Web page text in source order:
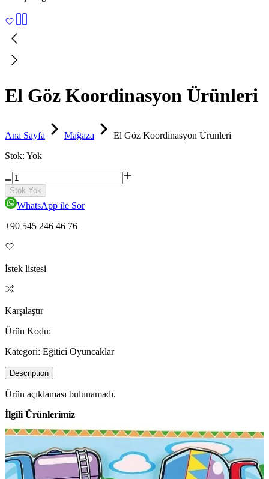
El Göz Koordinasyon Ürünleri
Ana Sayfa Mağaza
El Göz Koordinasyon Ürünleri
Stok: Yok
Stok Yok
WhatsApp ile Sor
+90 545 246 46 76
İstek listesi
Karşılaştır
Ürün Kodu:
Kategori: Eğitici Oyuncaklar
Description
Ürün açıklaması bulunamadı.
İlgili Ürünlerimiz